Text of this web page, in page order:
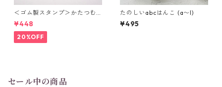
＜ゴム製スタンプ＞かたつむ
り
¥448
20%OFF
たのしいabcはんこ (a〜l)
¥495
セール中の商品